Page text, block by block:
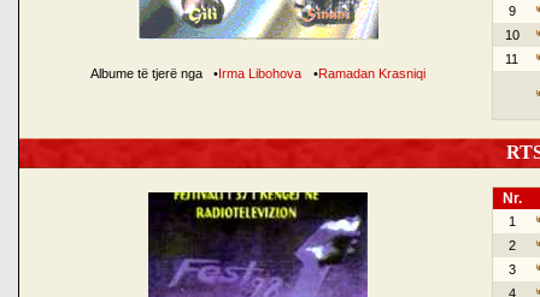
Albume të tjerë nga •Irma Libohova •Ramadan Krasniqi
9
10
11
Nr.
1
2
3
4